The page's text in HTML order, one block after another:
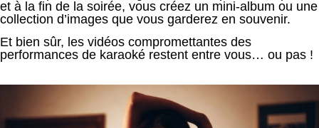
et à la fin de la soirée, vous créez un mini-album ou une
collection d’images que vous garderez en souvenir.
Et bien sûr, les vidéos compromettantes des
performances de karaoké restent entre vous… ou pas !